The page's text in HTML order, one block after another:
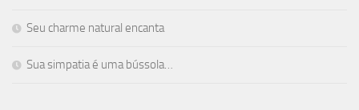
Seu charme natural encanta
Sua simpatia é uma bússola…